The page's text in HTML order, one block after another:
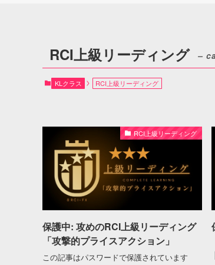
RCI上級リーディング –
KLクラス RCI上級リーディング
RCI上級リーディング
保護中: 攻めのRCI上級リーディング
「攻撃的プライスアクション」
この記事はパスワードで保護されています